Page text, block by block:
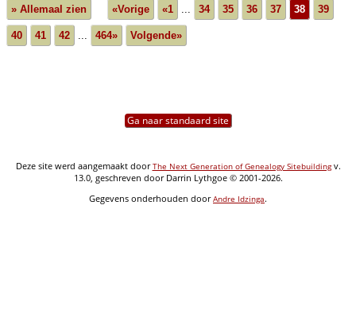
» Allemaal zien «Vorige «1 ... 34 35 36 37 38 39
40 41 42 ... 464» Volgende»
Ga naar standaard site
Deze site werd aangemaakt doorThe Next Generation of Genealogy Sitebuildingv.
13.0, geschreven door Darrin Lythgoe © 2001-2026.
Gegevens onderhouden doorAndre Idzinga.